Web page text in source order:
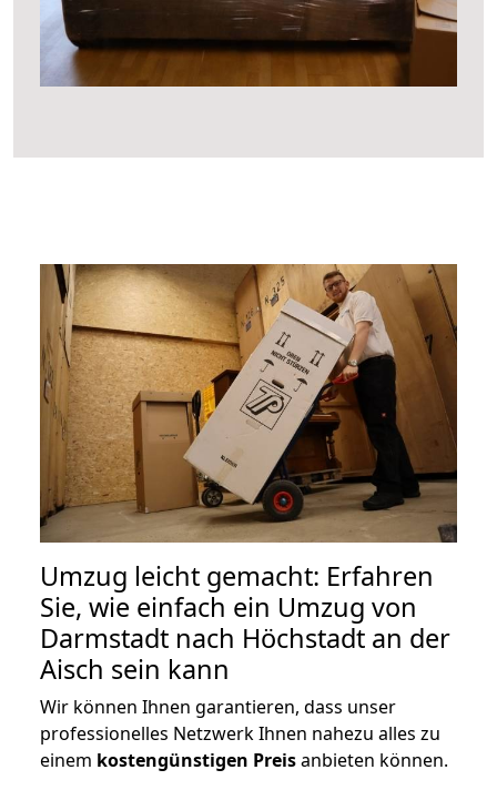
Umzug leicht gemacht: Erfahren
Sie, wie einfach ein Umzug von
Darmstadt nach Höchstadt an der
Aisch sein kann
Wir können Ihnen garantieren, dass unser
professionelles Netzwerk Ihnen nahezu alles zu
einem kostengünstigen Preisanbieten können.